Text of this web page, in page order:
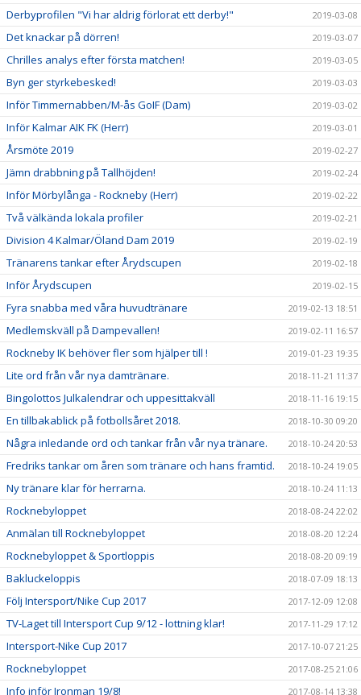
Derbyprofilen "Vi har aldrig förlorat ett derby!" 2019-03-08
Det knackar på dörren! 2019-03-07
Chrilles analys efter första matchen! 2019-03-05
Byn ger styrkebesked! 2019-03-03
Inför Timmernabben/M-ås GoIF (Dam) 2019-03-02
Inför Kalmar AIK FK (Herr) 2019-03-01
Årsmöte 2019 2019-02-27
Jämn drabbning på Tallhöjden! 2019-02-24
Inför Mörbylånga - Rockneby (Herr) 2019-02-22
Två välkända lokala profiler 2019-02-21
Division 4 Kalmar/Öland Dam 2019 2019-02-19
Tränarens tankar efter Årydscupen 2019-02-18
Inför Årydscupen 2019-02-15
Fyra snabba med våra huvudtränare 2019-02-13 18:51
Medlemskväll på Dampevallen! 2019-02-11 16:57
Rockneby IK behöver fler som hjälper till ! 2019-01-23 19:35
Lite ord från vår nya damtränare. 2018-11-21 11:37
Bingolottos Julkalendrar och uppesittakväll 2018-11-16 19:15
En tillbakablick på fotbollsåret 2018. 2018-10-30 09:20
Några inledande ord och tankar från vår nya tränare. 2018-10-24 20:53
Fredriks tankar om åren som tränare och hans framtid. 2018-10-24 19:05
Ny tränare klar för herrarna. 2018-10-24 11:13
Rocknebyloppet 2018-08-24 22:02
Anmälan till Rocknebyloppet 2018-08-20 12:24
Rocknebyloppet & Sportloppis 2018-08-20 09:19
Bakluckeloppis 2018-07-09 18:13
Följ Intersport/Nike Cup 2017 2017-12-09 12:08
TV-Laget till Intersport Cup 9/12 - lottning klar! 2017-11-29 17:12
Intersport-Nike Cup 2017 2017-10-07 21:25
Rocknebyloppet 2017-08-25 21:06
Info inför Ironman 19/8! 2017-08-14 13:38